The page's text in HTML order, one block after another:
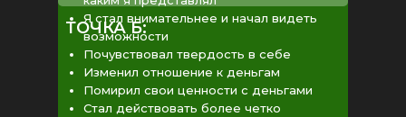
ТОЧКА Б:
Я стал внимательнее и начал видеть
возможности
Почувствовал твердость в себе
Изменил отношение к деньгам
Помирил свои ценности с деньгами
Стал действовать более четко